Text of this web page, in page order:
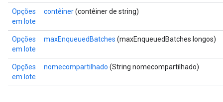
Opções
em lote
contêiner(contêiner de string)
Opções
em lote
maxEnqueuedBatches (maxEnqueuedBatches longos)
Opções
em lote
nomecompartilhado (String nomecompartilhado)